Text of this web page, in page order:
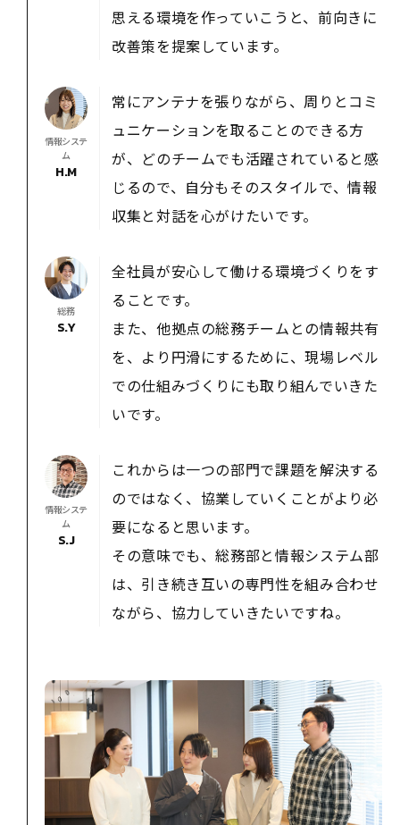
思える環境を作っていこうと、前向きに
改善策を提案しています。
情報システ
ム
H.M
常にアンテナを張りながら、周りとコミ
ュニケーションを取ることのできる方
が、どのチームでも活躍されていると感
じるので、自分もそのスタイルで、情報
収集と対話を心がけたいです。
総務
S.Y
全社員が安心して働ける環境づくりをす
ることです。
また、他拠点の総務チームとの情報共有
を、より円滑にするために、現場レベル
での仕組みづくりにも取り組んでいきた
いです。
情報システ
ム
S.J
これからは一つの部門で課題を解決する
のではなく、協業していくことがより必
要になると思います。
その意味でも、総務部と情報システム部
は、引き続き互いの専門性を組み合わせ
ながら、協力していきたいですね。